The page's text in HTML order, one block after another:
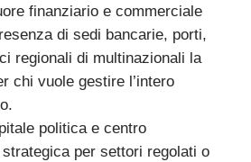
finanziario e commerciale
di sedi bancarie, porti,
regionali di multinazionali la
chi vuole gestire l’intero
politica e centro
per settori regolati o